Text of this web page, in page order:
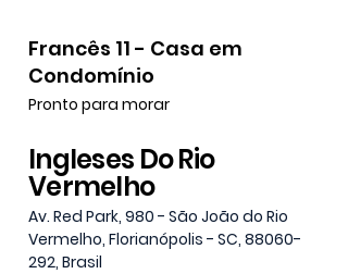
Francês 11 - Casa em
Condomínio
Pronto para morar
Ingleses Do Rio
Vermelho
Av. Red Park, 980 - São João do Rio
Vermelho, Florianópolis - SC, 88060-
292, Brasil